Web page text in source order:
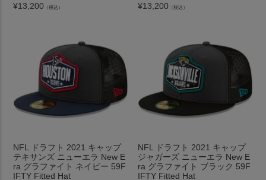
¥13,200 （税込）
¥13,200 （税込）
NFL ドラフト 2021 キャップ
テキサンズ ニューエラ New E
ra グラファイト ネイビー 59F
IFTY Fitted Hat
NFL ドラフト 2021 キャップ
ジャガーズ ニューエラ New E
ra グラファイト ブラック 59F
IFTY Fitted Hat